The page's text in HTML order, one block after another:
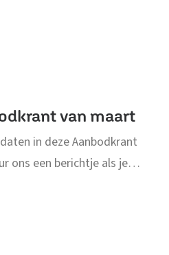
van maart
in deze Aanbodkrant
ons een berichtje als je…